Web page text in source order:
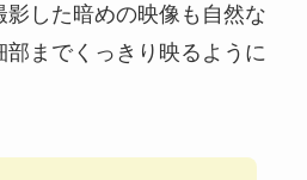
した暗めの映像も自然な
までくっきり映るように